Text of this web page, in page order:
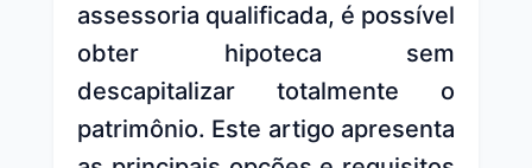
assessoria qualificada, é possível
obter hipoteca sem
descapitalizar totalmente o
patrimônio. Este artigo apresenta